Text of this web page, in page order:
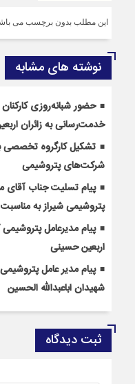
این مطلب بدون برچسب می
نوشته های مشابه
حضور شبانه‌روزی
خدمت‌رسانی به زائران
تشکیل کارگروه تخصصی
شرکت‌های پتروشیمی
پیام تسلیت جناب آقای
پتروشیمی شیراز به
پیام مدیرعامل
اربعین حسینی
پیام مدیر عامل
شهیدان اباعبدالله الحسین
ثبت دیدگاه